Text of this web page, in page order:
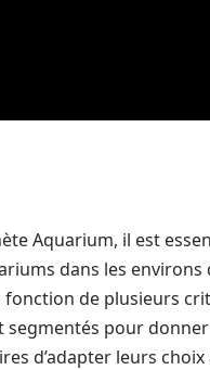
Aquarium, il est
dans les
de plusieurs
pour
d’adapter leurs